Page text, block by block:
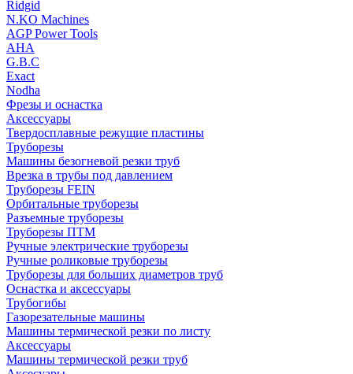
Ridgid
N.KO Machines
AGP Power Tools
AHA
G.B.C
Exact
Nodha
Фрезы и оснастка
Аксессуары
Твердосплавные режущие пластины
Труборезы
Машины безогневой резки труб
Врезка в трубы под давлением
Труборезы FEIN
Орбитальные труборезы
Разъемные труборезы
Труборезы ПТМ
Ручные электрические труборезы
Ручные роликовые труборезы
Труборезы для больших диаметров труб
Оснастка и аксессуары
Трубогибы
Газорезательные машины
Машины термической резки по листу
Аксессуары
Машины термической резки труб